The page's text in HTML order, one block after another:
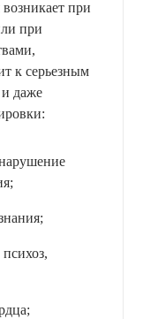
при
при
к серьезным
даже